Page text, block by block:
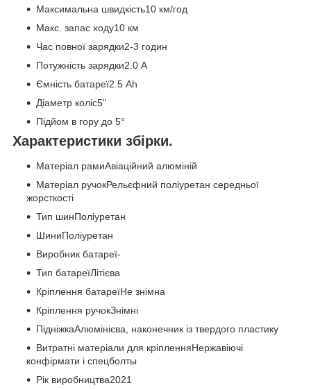
Максимальна швидкість10 км/год
Макс. запас ходу10 км
Час повної зарядки2-3 годин
Потужність зарядки2.0 A
Ємність батареї2.5 Аһ
Діаметр коліс5"
Підйом в гору до 5°
Характеристики збірки.
Матеріал рамиАвіаційний алюміній
Матеріал ручокРельєфний поліуретан середньої
жорсткості
Тип шинПоліуретан
ШиниПоліуретан
Виробник батареї-
Тип батареїЛітієва
Кріплення батареїНе знімна
Кріплення ручокЗнімні
ПідніжкаАлюмінієва, наконечник із твердого пластику
Витратні матеріали для кріпленняНержавіючі
конфірмати і спецболты
Рік виробництва2021